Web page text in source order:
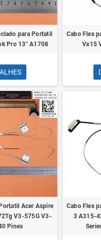
para Portatil
Pro 13" A1708
Cabo Flex
Vx15
Acer Aspire
V3-575G V3-
Pines
Cabo Flex
3 A315-